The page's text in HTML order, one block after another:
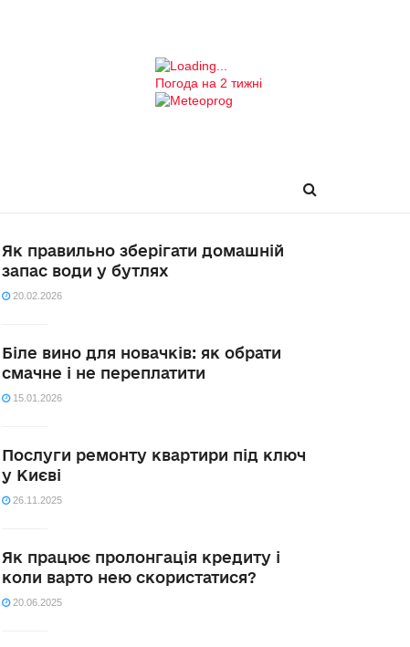
Погода на 2 тижні
Як правильно зберігати домашній
запас води у бутлях
20.02.2026
Біле вино для новачків: як обрати
смачне і не переплатити
15.01.2026
Послуги ремонту квартири під ключ
у Києві
26.11.2025
Як працює пролонгація кредиту і
коли варто нею скористатися?
20.06.2025